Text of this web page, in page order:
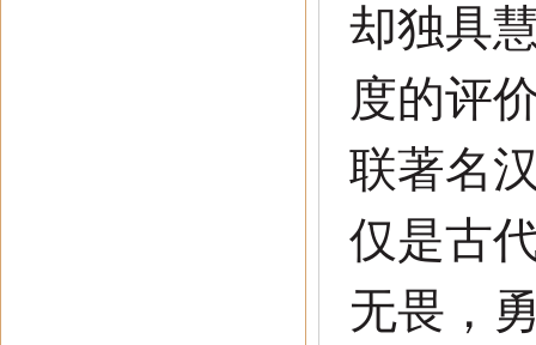
却独具
度的评
联著名
仅是古
无畏，